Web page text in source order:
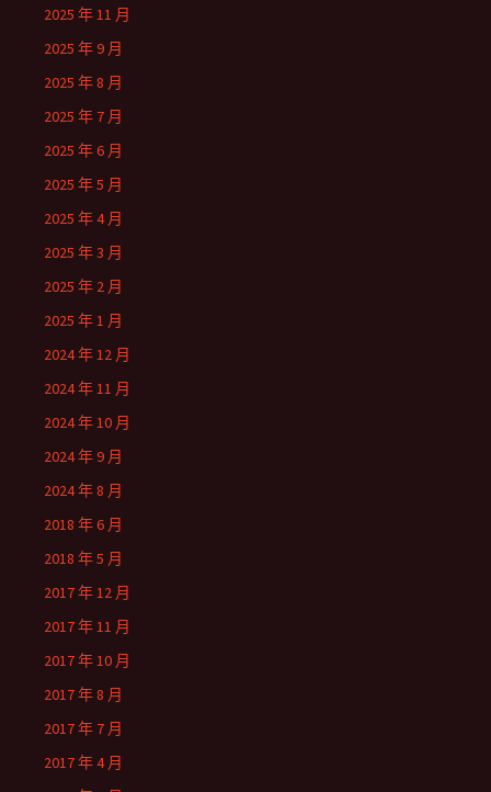
2025 年 11 月
2025 年 9 月
2025 年 8 月
2025 年 7 月
2025 年 6 月
2025 年 5 月
2025 年 4 月
2025 年 3 月
2025 年 2 月
2025 年 1 月
2024 年 12 月
2024 年 11 月
2024 年 10 月
2024 年 9 月
2024 年 8 月
2018 年 6 月
2018 年 5 月
2017 年 12 月
2017 年 11 月
2017 年 10 月
2017 年 8 月
2017 年 7 月
2017 年 4 月